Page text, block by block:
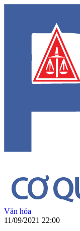
Văn hóa
11/09/2021 22:00